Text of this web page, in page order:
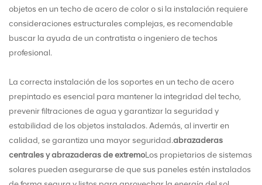
objetos en un techo de acero de color o si la instalación requiere
consideraciones estructurales complejas, es recomendable
buscar la ayuda de un contratista o ingeniero de techos
profesional.
La correcta instalación de los soportes en un techo de acero
prepintado es esencial para mantener la integridad del techo,
prevenir filtraciones de agua y garantizar la seguridad y
estabilidad de los objetos instalados. Además, al invertir en
calidad, se garantiza una mayor seguridad.abrazaderas
centrales y abrazaderas de extremoLos propietarios de sistemas
solares pueden asegurarse de que sus paneles estén instalados